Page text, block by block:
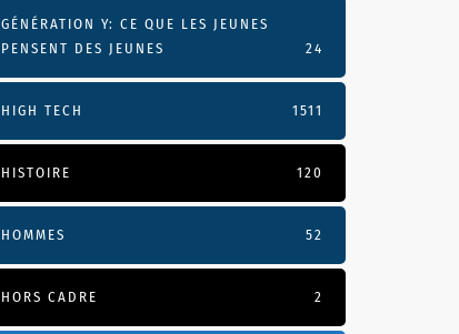
GÉNÉRATION Y: CE QUE LES JEUNES
PENSENT DES JEUNES
24
HIGH TECH 1511
HISTOIRE 120
HOMMES 52
HORS CADRE 2